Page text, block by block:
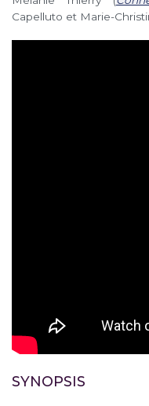
Capelluto et Marie-
SYNOPSIS